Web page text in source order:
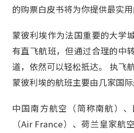
的购票白皮书将为你提供最实用
蒙彼利埃作为法国重要的大学
有直飞航班，但通过合理的中
道，依然可以轻松抵达。 执飞
蒙彼利埃的航班主要由几家国际
中国南方航空（简称南航）
（Air France）、荷兰皇家航